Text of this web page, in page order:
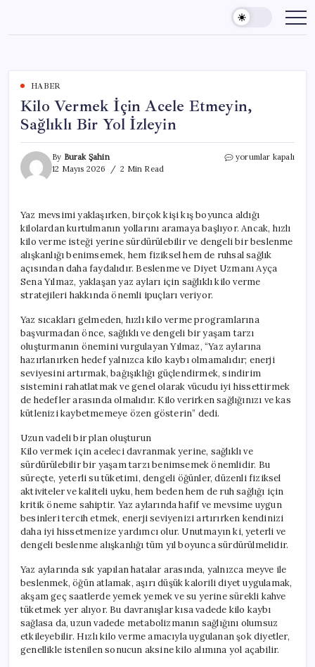
content
HABER
Kilo Vermek İçin Acele Etmeyin,
Sağlıklı Bir Yol İzleyin
By Burak Şahin
12 Mayıs 2026
2 Min Read
Kilo
Sağlıklı
Bir
Yol
İzleyin
yorumlar kapalı
Yaz mevsimi yaklaşırken, birçok kişi kış boyunca aldığı
kilolardan kurtulmanın yollarını aramaya başlıyor. Ancak, hızlı
kilo verme isteği yerine sürdürülebilir ve dengeli bir beslenme
alışkanlığı benimsemek, hem fiziksel hem de ruhsal sağlık
açısından daha faydalıdır. Beslenme ve Diyet Uzmanı Ayça
Sena Yılmaz, yaklaşan yaz ayları için sağlıklı kilo verme
stratejileri hakkında önemli ipuçları veriyor.
Yaz sıcakları gelmeden, hızlı kilo verme programlarına
başvurmadan önce, sağlıklı ve dengeli bir yaşam tarzı
oluşturmanın önemini vurgulayan Yılmaz, “Yaz aylarına
hazırlanırken hedef yalnızca kilo kaybı olmamalıdır; enerji
seviyesini artırmak, bağışıklığı güçlendirmek, sindirim
sistemini rahatlatmak ve genel olarak vücudu iyi hissettirmek
de hedefler arasında olmalıdır. Kilo verirken sağlığınızı ve kas
kütlenizi kaybetmemeye özen gösterin” dedi.
Uzun vadeli bir plan oluşturun
Kilo vermek için aceleci davranmak yerine, sağlıklı ve
sürdürülebilir bir yaşam tarzı benimsemek önemlidir. Bu
süreçte, yeterli su tüketimi, dengeli öğünler, düzenli fiziksel
aktiviteler ve kaliteli uyku, hem beden hem de ruh sağlığı için
kritik öneme sahiptir. Yaz aylarında hafif ve mevsime uygun
besinleri tercih etmek, enerji seviyenizi artırırken kendinizi
daha iyi hissetmenize yardımcı olur. Unutmayın ki, yeterli ve
dengeli beslenme alışkanlığı tüm yıl boyunca sürdürülmelidir.
Yaz aylarında sık yapılan hatalar arasında, yalnızca meyve ile
beslenmek, öğün atlamak, aşırı düşük kalorili diyet uygulamak,
akşam geç saatlerde yemek yemek ve su yerine sürekli kahve
tüketmek yer alıyor. Bu davranışlar kısa vadede kilo kaybı
sağlasa da, uzun vadede metabolizmanın sağlığını olumsuz
etkileyebilir. Hızlı kilo verme amacıyla uygulanan şok diyetler,
genellikle istenilen sonucun aksine kilo alımına yol açabilir.